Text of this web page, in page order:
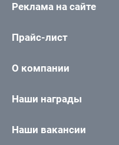
Реклама на сайте
Прайс-лист
О компании
Наши награды
Наши вакансии